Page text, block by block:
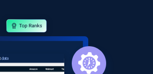
Product name, Manufacturer,
355+ 今すぐ始める